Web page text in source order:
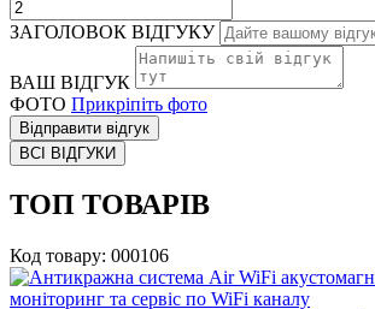
ЗАГОЛОВОК ВІДГУКУ
ВАШ ВІДГУК
ФОТО Прикріпіть фото
Відправити відгук
ВСІ ВІДГУКИ
ТОП ТОВАРІВ
Код товару: 000106